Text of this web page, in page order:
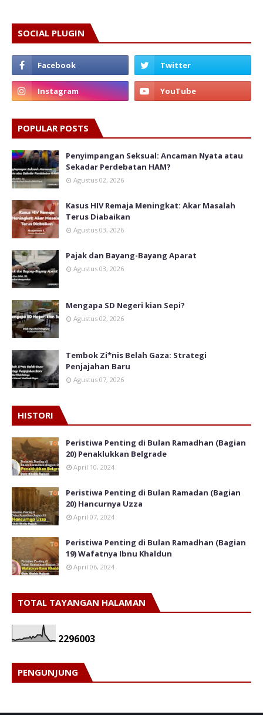
SOCIAL PLUGIN
POPULAR POSTS
Penyimpangan Seksual: Ancaman Nyata atau
Sekadar Perdebatan HAM?
Agustus 02, 2026
Kasus HIV Remaja Meningkat: Akar Masalah
Terus Diabaikan
Agustus 03, 2026
Pajak dan Bayang-Bayang Aparat
Agustus 03, 2026
Mengapa SD Negeri kian Sepi?
Agustus 02, 2026
Tembok Zi*nis Belah Gaza: Strategi
Penjajahan Baru
Agustus 07, 2026
HISTORI
Peristiwa Penting di Bulan Ramadhan (Bagian
20) Penaklukkan Belgrade
April 10, 2024
Peristiwa Penting di Bulan Ramadan (Bagian
20) Hancurnya Uzza
April 07, 2024
Peristiwa Penting di Bulan Ramadhan (Bagian
19) Wafatnya Ibnu Khaldun
April 06, 2024
TOTAL TAYANGAN HALAMAN
2296003
PENGUNJUNG